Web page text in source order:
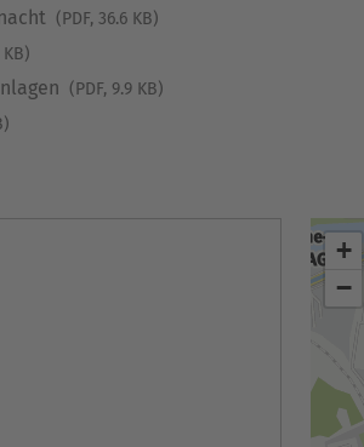
(PDF, 36.6 KB)
KB)
(PDF, 9.9 KB)